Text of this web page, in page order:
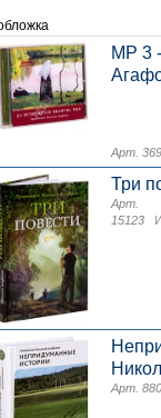
MP 3
Арт.
Три
Арт.
15123
Арт.